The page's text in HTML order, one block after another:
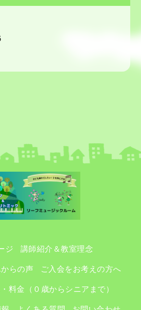
ジ 講師紹介＆教室理念
らの声 ご入会をお考えの方へ
料金（０歳からシニアまで）